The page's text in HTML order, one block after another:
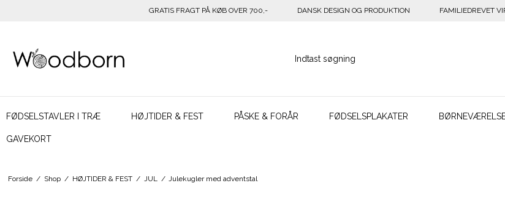
GRATIS FRAGT PÅ KØB OVER 700,- DANSK DESIGN OG PRODUKTION FAMILIEDREVET
FØDSELSTAVLER I TRÆ HØJTIDER & FEST PÅSKE & FORÅR FØDSELSPLAKATER
GAVEKORT
Forside / Shop / HØJTIDER & FEST / JUL / Julekugler med adventstal